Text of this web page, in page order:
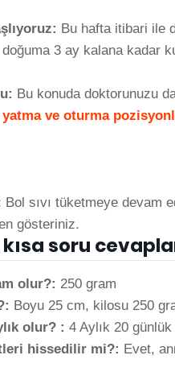
Bu hafta itibari ile
3 ay kalana kadar
Bu konuda doktorunuzu
ve oturma
Bol sıvı tüketmeye devam
gösteriniz.
soru
olur?: 250 gram
Boyu 25 cm, kilosu 250
olur? : 4 Aylık 20
hissedilir mi?: Evet,